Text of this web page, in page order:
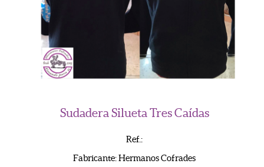
Sudadera Silueta Tres Caídas
Ref.:
Fabricante: Hermanos Cofrades